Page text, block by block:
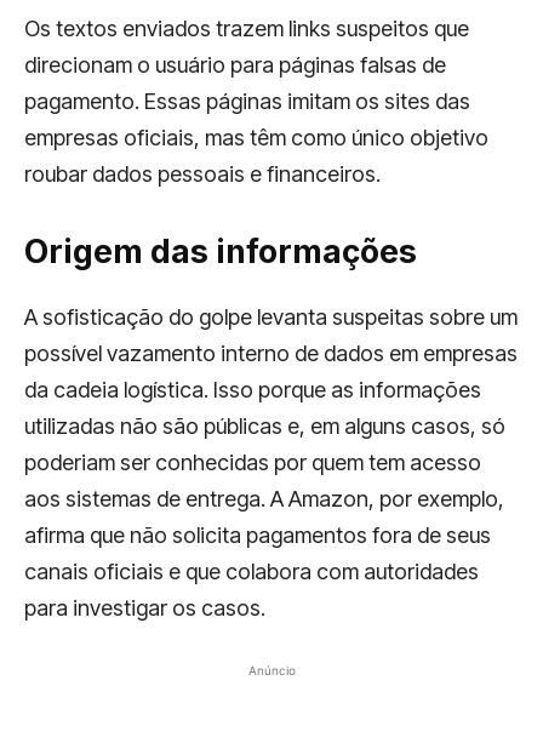
Os textos enviados trazem links suspeitos que
direcionam o usuário para páginas falsas de
pagamento. Essas páginas imitam os sites das
empresas oficiais, mas têm como único objetivo
roubar dados pessoais e financeiros.
Origem das informações
A sofisticação do golpe levanta suspeitas sobre um
possível vazamento interno de dados em empresas
da cadeia logística. Isso porque as informações
utilizadas não são públicas e, em alguns casos, só
poderiam ser conhecidas por quem tem acesso
aos sistemas de entrega. A Amazon, por exemplo,
afirma que não solicita pagamentos fora de seus
canais oficiais e que colabora com autoridades
para investigar os casos.
Anúncio